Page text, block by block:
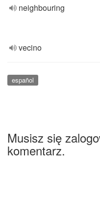
neighbouring
vecino
español
Musisz się
komentarz.